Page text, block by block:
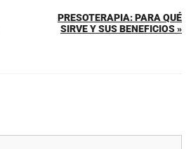
PRESOTERAPIA: PARA QUÉ
SIRVE Y SUS BENEFICIOS »